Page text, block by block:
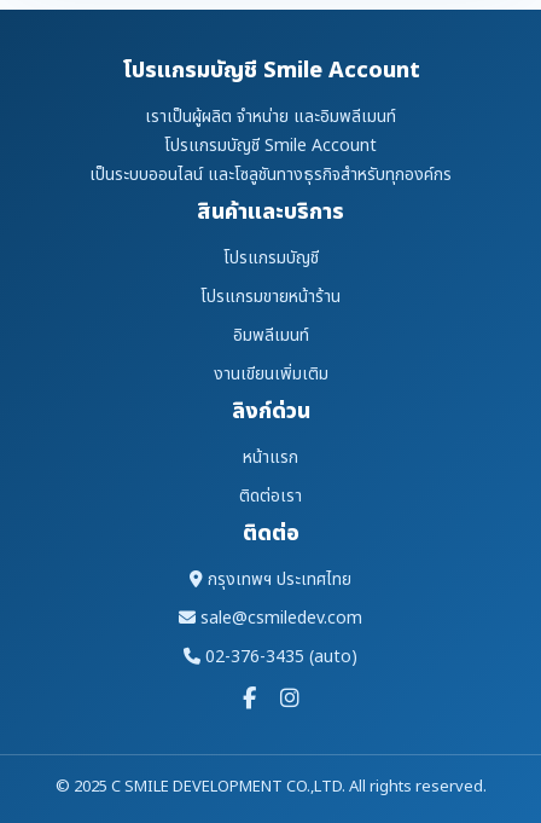
โปรแกรมบัญชี Smile Account
เราเป็นผู้ผลิต จำหน่าย และอิมพลีเมนท์
โปรแกรมบัญชี Smile Account
เป็นระบบออนไลน์ และโซลูชันทางธุรกิจสำหรับทุกองค์กร
สินค้าและบริการ
โปรแกรมบัญชี
โปรแกรมขายหน้าร้าน
อิมพลีเมนท์
งานเขียนเพิ่มเติม
ลิงก์ด่วน
หน้าแรก
ติดต่อเรา
ติดต่อ
กรุงเทพฯ ประเทศไทย
sale@csmiledev.com
02-376-3435 (auto)
© 2025 C SMILE DEVELOPMENT CO.,LTD. All rights reserved.